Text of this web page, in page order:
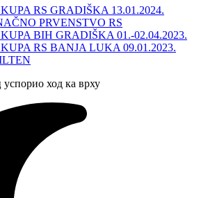
RS GRADIŠKA 13.01.2024.
PRVENSTVO RS
BIH GRADIŠKA 01.-02.04.2023.
RS BANJA LUKA 09.01.2023.
успорио ход ка врху